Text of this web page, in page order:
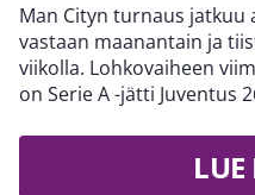
Man Cityn turnaus jatkuu
vastaan maanantain ja
viikolla. Lohkovaiheen
on Serie A -jätti Juventus
LUE